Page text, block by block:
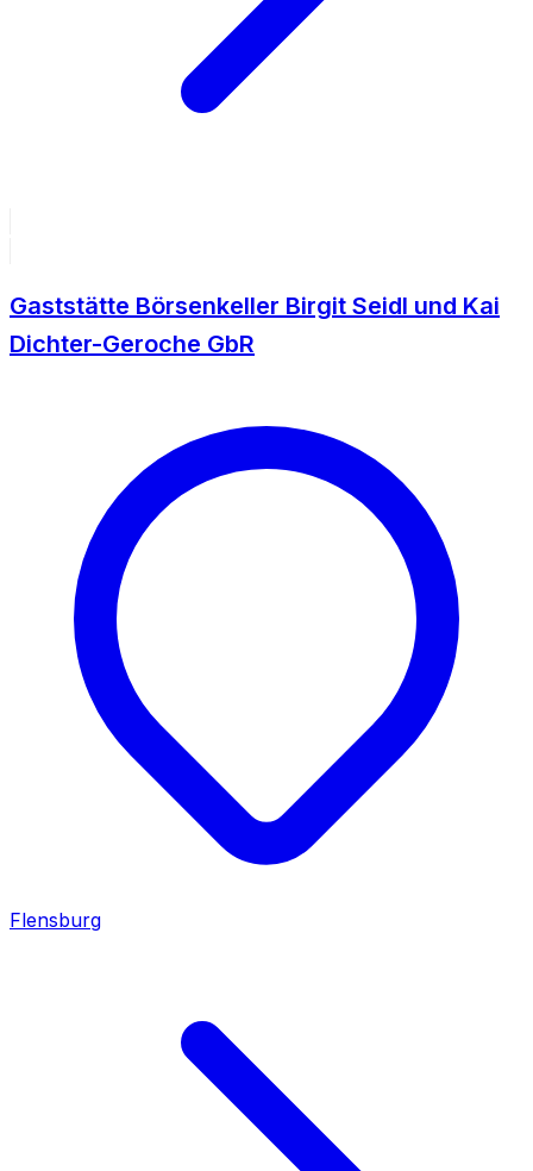
Gaststätte Börsenkeller Birgit Seidl und Kai
Dichter-Geroche GbR
Flensburg